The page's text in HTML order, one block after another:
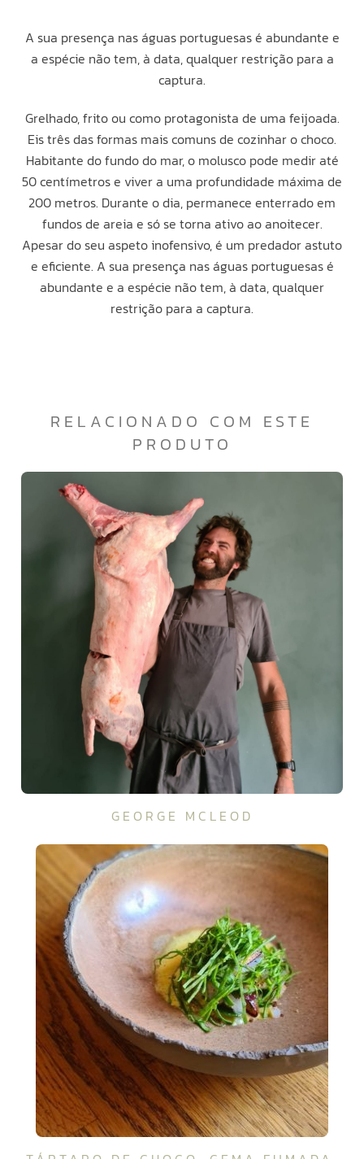
A sua presença nas águas portuguesas é abundante e
a espécie não tem, à data, qualquer restrição para a
captura.
Grelhado, frito ou como protagonista de uma feijoada.
Eis três das formas mais comuns de cozinhar o choco.
Habitante do fundo do mar, o molusco pode medir até
50 centímetros e viver a uma profundidade máxima de
200 metros. Durante o dia, permanece enterrado em
fundos de areia e só se torna ativo ao anoitecer.
Apesar do seu aspeto inofensivo, é um predador astuto
e eficiente. A sua presença nas águas portuguesas é
abundante e a espécie não tem, à data, qualquer
restrição para a captura.
RELACIONADO COM ESTE
PRODUTO
GEORGE MCLEOD